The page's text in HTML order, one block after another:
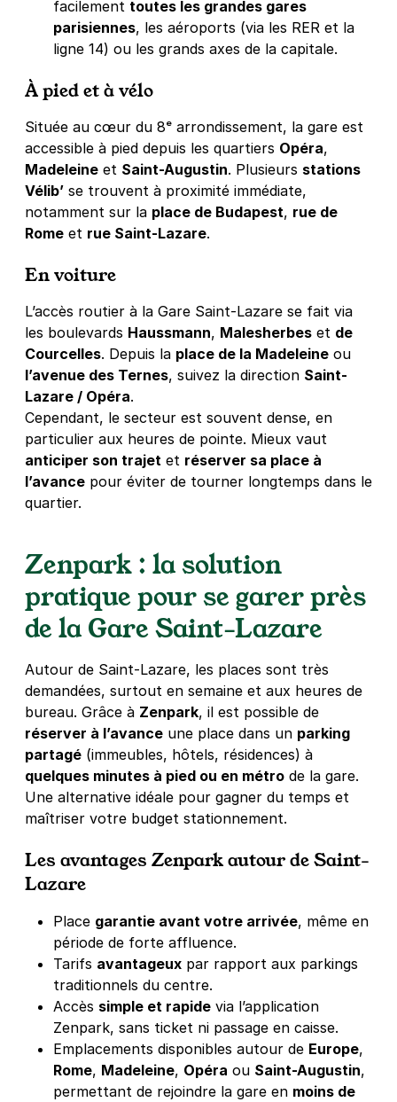
facilement toutes les grandes gares
parisiennes, les aéroports (via les RER et la
ligne 14) ou les grands axes de la capitale.
À pied et à vélo
Située au cœur du 8ᵉ arrondissement, la gare est
accessible à pied depuis les quartiers Opéra,
Madeleine et Saint-Augustin. Plusieurs stations
Vélib’ se trouvent à proximité immédiate,
notamment sur la place de Budapest, rue de
Rome et rue Saint-Lazare.
En voiture
L’accès routier à la Gare Saint-Lazare se fait via
les boulevards Haussmann, Malesherbes et de
Courcelles. Depuis la place de la Madeleine ou
l’avenue des Ternes, suivez la direction Saint-
Lazare / Opéra.
Cependant, le secteur est souvent dense, en
particulier aux heures de pointe. Mieux vaut
anticiper son trajet et réserver sa place à
l’avance pour éviter de tourner longtemps dans le
quartier.
Zenpark : la solution
pratique pour se garer près
de la Gare Saint-Lazare
Autour de Saint-Lazare, les places sont très
demandées, surtout en semaine et aux heures de
bureau. Grâce à Zenpark, il est possible de
réserver à l’avance une place dans un parking
partagé (immeubles, hôtels, résidences) à
quelques minutes à pied ou en métro de la gare.
Une alternative idéale pour gagner du temps et
maîtriser votre budget stationnement.
Les avantages Zenpark autour de Saint-
Lazare
Place garantie avant votre arrivée, même en
période de forte affluence.
Tarifs avantageux par rapport aux parkings
traditionnels du centre.
Accès simple et rapide via l’application
Zenpark, sans ticket ni passage en caisse.
Emplacements disponibles autour de Europe,
Rome, Madeleine, Opéra ou Saint-Augustin,
permettant de rejoindre la gare en moins de